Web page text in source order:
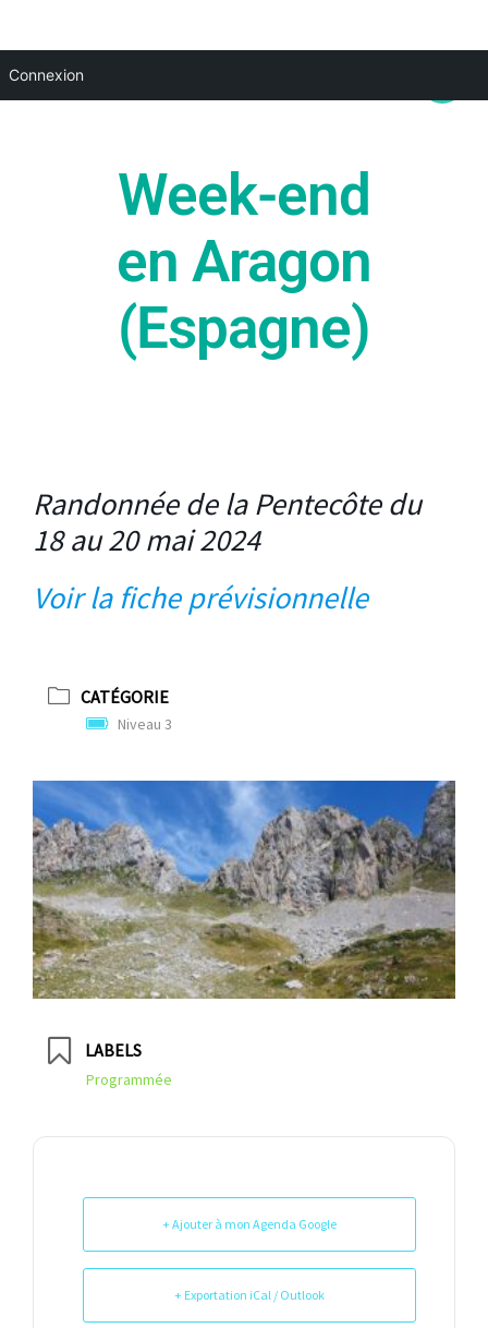
Connexion
Week-end
en Aragon
(Espagne)
Randonnée de la Pentecôte du
18 au 20 mai 2024
Voir la fiche prévisionnelle
CATÉGORIE
Niveau 3
LABELS
Programmée
+ Ajouter à mon Agenda Google
+ Exportation iCal / Outlook